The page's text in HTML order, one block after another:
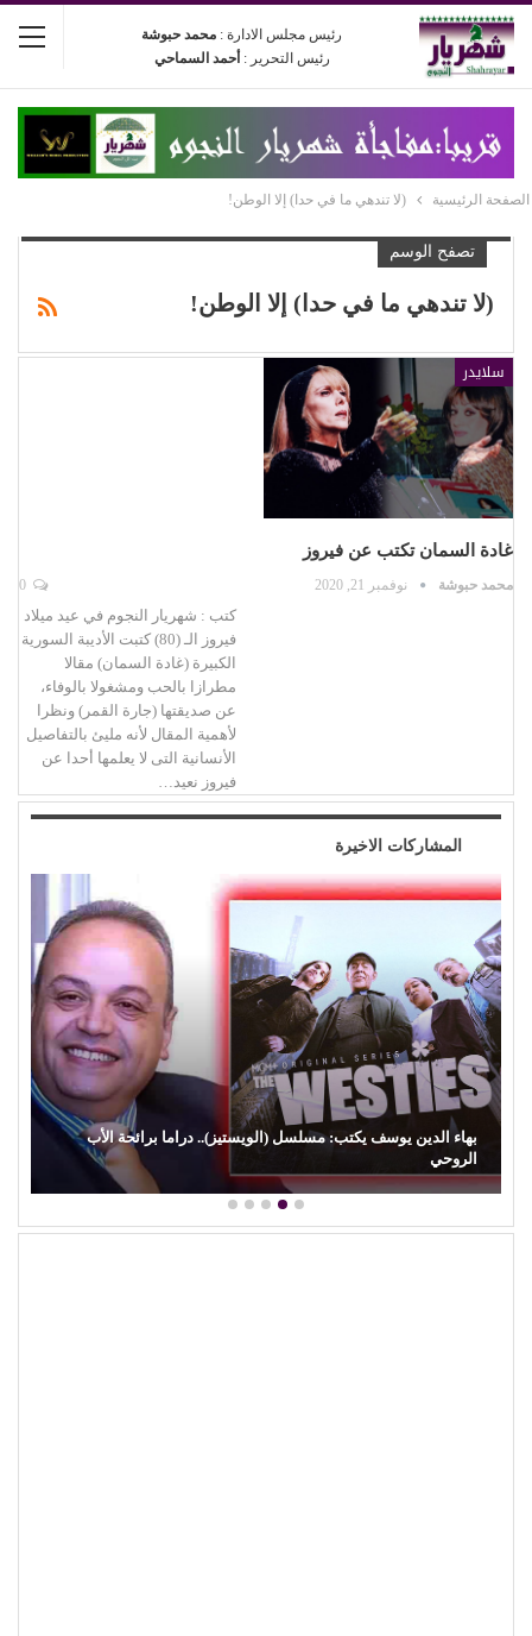
رئيس مجلس الادارة : محمد حبوشة
رئيس التحرير : أحمد السماحي
الصفحة الرئيسية (لا تندهي ما في حدا) إلا الوطن!
تصفح الوسم
(لا تندهي ما في حدا) إلا الوطن!
سلايدر
غادة السمان تكتب عن فيروز
محمد حبوشة نوفمبر 21, 2020
كتب : شهريار النجوم في عيد ميلاد
فيروز الـ (80) كتبت الأديبة السورية
الكبيرة (غادة السمان) مقالا
مطرازا بالحب ومشغولا بالوفاء،
عن صديقتها (جارة القمر) ونظرا
لأهمية المقال لأنه مليئ بالتفاصيل
الأنسانية التى لا يعلمها أحدا عن
فيروز نعيد…
المشاركات الاخيرة
بهاء الدين يوسف يكتب: مسلسل (الويستيز).. دراما برائحة الأب
الروحي